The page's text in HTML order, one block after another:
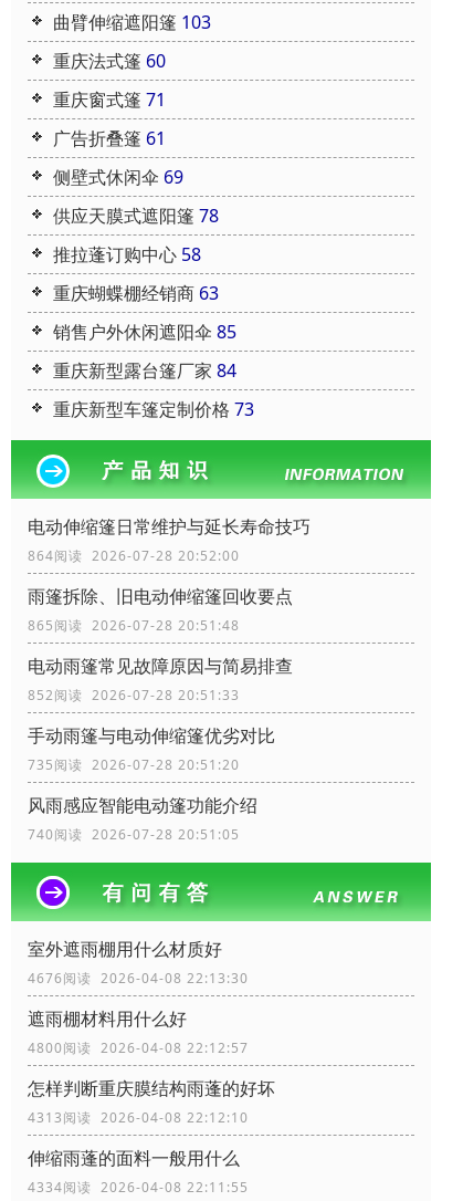
曲臂伸缩遮阳篷 103
重庆法式篷 60
重庆窗式篷 71
广告折叠篷 61
侧壁式休闲伞 69
供应天膜式遮阳篷 78
推拉蓬订购中心 58
重庆蝴蝶棚经销商 63
销售户外休闲遮阳伞 85
重庆新型露台篷厂家 84
重庆新型车篷定制价格 73
电动伸缩篷日常维护与延长寿命技巧
864阅读 2026-07-28 20:52:00
雨篷拆除、旧电动伸缩篷回收要点
865阅读 2026-07-28 20:51:48
电动雨篷常见故障原因与简易排查
852阅读 2026-07-28 20:51:33
手动雨篷与电动伸缩篷优劣对比
735阅读 2026-07-28 20:51:20
风雨感应智能电动篷功能介绍
740阅读 2026-07-28 20:51:05
室外遮雨棚用什么材质好
4676阅读 2026-04-08 22:13:30
遮雨棚材料用什么好
4800阅读 2026-04-08 22:12:57
怎样判断重庆膜结构雨蓬的好坏
4313阅读 2026-04-08 22:12:10
伸缩雨蓬的面料一般用什么
4334阅读 2026-04-08 22:11:55